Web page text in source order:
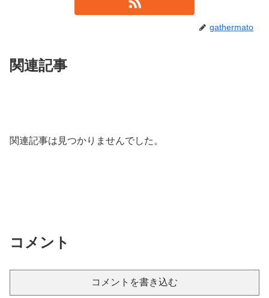
gathermato
関連記事
関連記事は見つかりませんでした。
コメント
コメントを書き込む